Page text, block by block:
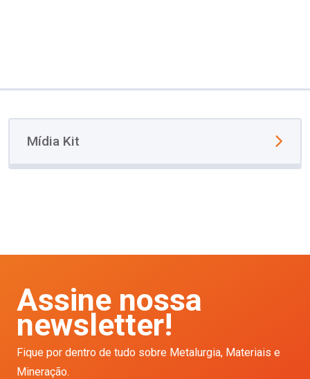
Mídia Kit
Assine nossa
newsletter!
Fique por dentro de tudo sobre Metalurgia, Materiais e
Mineração.